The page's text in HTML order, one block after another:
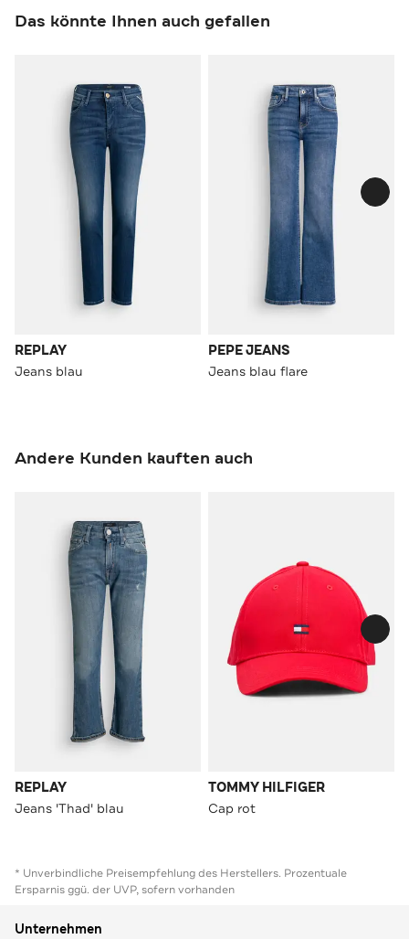
Das könnte Ihnen auch gefallen
REPLAY
Jeans blau
PEPE JEANS
Jeans blau flare
Andere Kunden kauften auch
REPLAY
Jeans 'Thad' blau
TOMMY HILFIGER
Cap rot
* Unverbindliche Preisempfehlung des Herstellers. Prozentuale
Ersparnis ggü. der UVP, sofern vorhanden
Unternehmen